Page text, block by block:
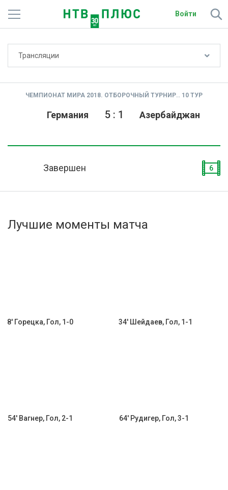
Войти
Активировать промокод
Трансляции
ЧЕМПИОНАТ МИРА 2018. ОТБОРОЧНЫЙ ТУРНИР.. 10 ТУР
Германия Азербайджан
5: 1
Завершен 6
Лучшие моменты матча
8' Горецка, Гол, 1-0 34' Шейдаев, Гол, 1-1
54' Вагнер, Гол, 2-1 64' Рудигер, Гол, 3-1